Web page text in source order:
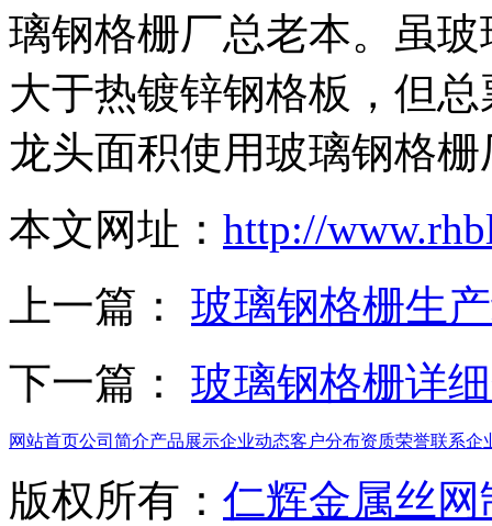
璃钢格栅厂总老本。虽
大于热镀锌钢格板，但
龙头面积使用玻璃钢格
本文网址： http://
上一篇： 玻璃钢格栅生
下一篇： 玻璃钢格栅详
网站首页公司简介产品展示企业动态客户分布资质荣誉联系企
版权所有： 仁辉金属丝